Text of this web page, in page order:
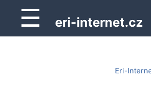
☰ eri-internet.cz
Eri-